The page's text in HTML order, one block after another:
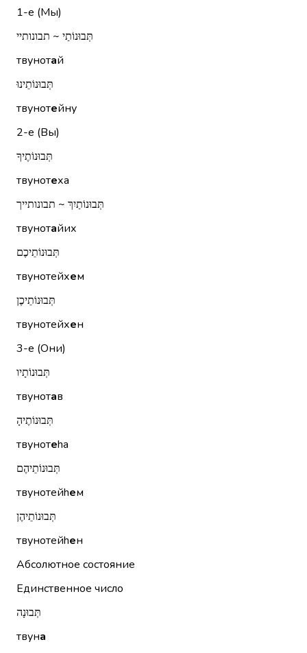
1-е (Мы)
תְּבוּנוֹתַי ~ תבונותיי
твунотай
תְּבוּנוֹתֵינוּ
твунотейну
2-е (Вы)
תְּבוּנוֹתֶיךָ
твунотеха
תְּבוּנוֹתַיִךְ ~ תבונותייך
твунотайих
תְּבוּנוֹתֵיכֶם
твунотейхем
תְּבוּנוֹתֵיכֶן
твунотейхен
3-е (Они)
תְּבוּנוֹתָיו
твунотав
תְּבוּנוֹתֶיהָ
твунотеhа
תְּבוּנוֹתֵיהֶם
твунотейhем
תְּבוּנוֹתֵיהֶן
твунотейhен
Абсолютное состояние
Единственное число
תְּבוּנָה
твуна